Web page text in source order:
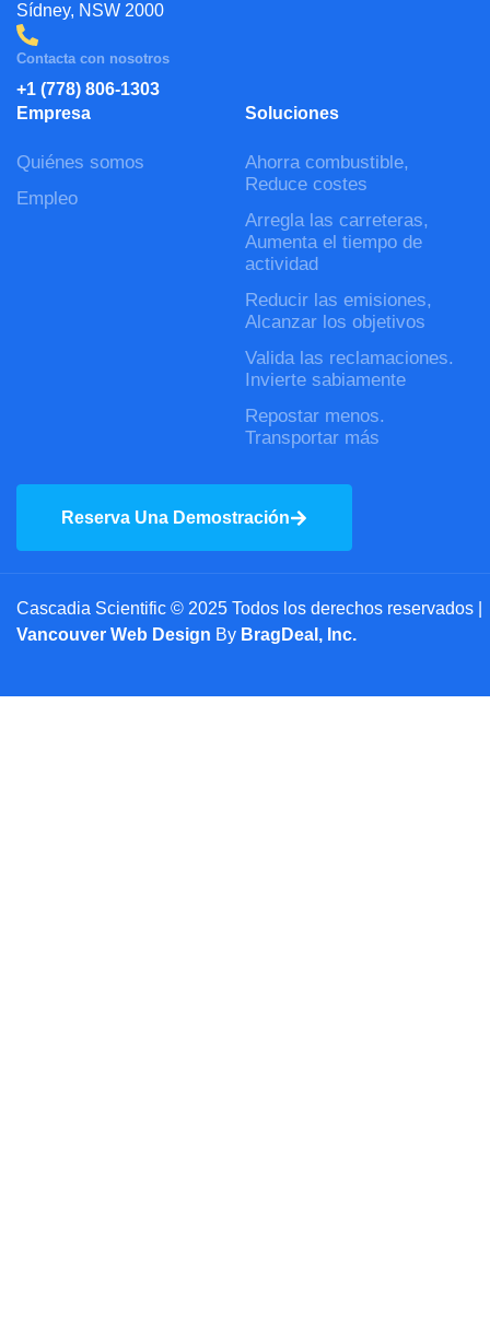
Sídney, NSW 2000
Contacta con nosotros
+1 (778) 806-1303
Empresa
Quiénes somos
Empleo
Soluciones
Ahorra combustible,
Reduce costes
Arregla las carreteras,
Aumenta el tiempo de
actividad
Reducir las emisiones,
Alcanzar los objetivos
Valida las reclamaciones.
Invierte sabiamente
Repostar menos.
Transportar más
Reserva Una Demostración
Cascadia Scientific © 2025 Todos los derechos reservados |
Vancouver Web Design By BragDeal, Inc.